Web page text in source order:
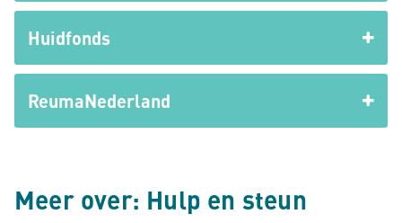
Huidfonds
ReumaNederland
Meer over: Hulp en steun